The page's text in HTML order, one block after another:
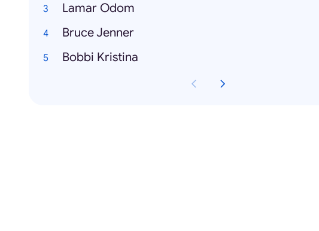
Lamar Odom
Bruce Jenner
Bobbi Kristina